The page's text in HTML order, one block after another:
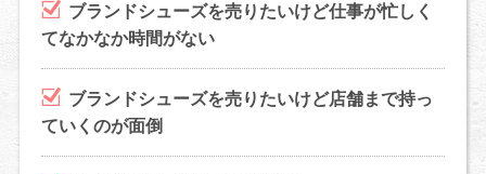
ブランドシューズを売りたいけど仕事が忙しく
てなかなか時間がない
ブランドシューズを売りたいけど店舗まで持っ
ていくのが面倒